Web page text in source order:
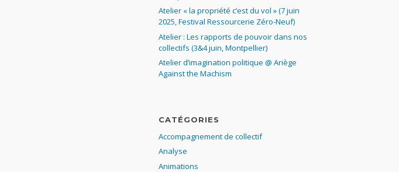
Atelier « la propriété c’est du vol » (7 juin
2025, Festival Ressourcerie Zéro-Neuf)
Atelier : Les rapports de pouvoir dans nos
collectifs (3&4 juin, Montpellier)
Atelier d’imagination politique @ Ariège
Against the Machism
CATÉGORIES
Accompagnement de collectif
Analyse
Animations